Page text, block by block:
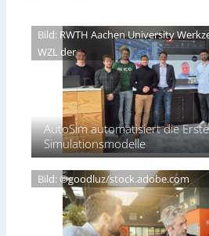
P
r
e
s
i
d
e
n
t
A
C
H
l
i
s
d
e
s
S
c
h
w
e
i
ß
e
n
u
n
d
S
o
v
e
r
e
i
g
n
T
e
Bild: RWTH Aachen University
WZL der
AutoSim automatisiert die
Simulationsmodelle
Bild: ©goodluz/stock.adobe.com